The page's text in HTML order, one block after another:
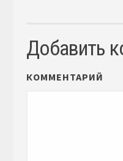
Добавить
КОММЕНТАРИЙ